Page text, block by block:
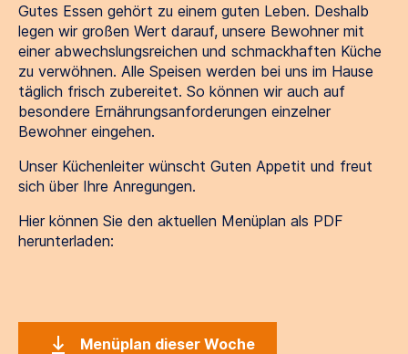
Gutes Essen gehört zu einem guten Leben. Deshalb
legen wir großen Wert darauf, unsere Bewohner mit
einer abwechslungsreichen und schmackhaften Küche
zu verwöhnen. Alle Speisen werden bei uns im Hause
täglich frisch zubereitet. So können wir auch auf
besondere Ernährungsanforderungen einzelner
Bewohner eingehen.
Unser Küchenleiter wünscht Guten Appetit und freut
sich über Ihre Anregungen.
Hier können Sie den aktuellen Menüplan als PDF
herunterladen:
Menüplan dieser Woche